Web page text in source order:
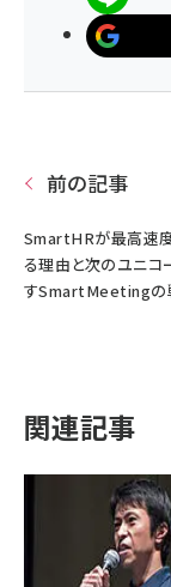
前の記事
SmartHRが最高速
る理由と次のユニコ
すSmartMeetingの
関連記事